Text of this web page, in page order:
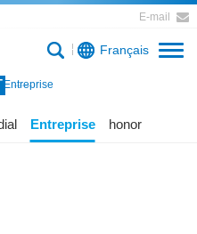
E-mail
Français
Entreprise
Entreprise honor